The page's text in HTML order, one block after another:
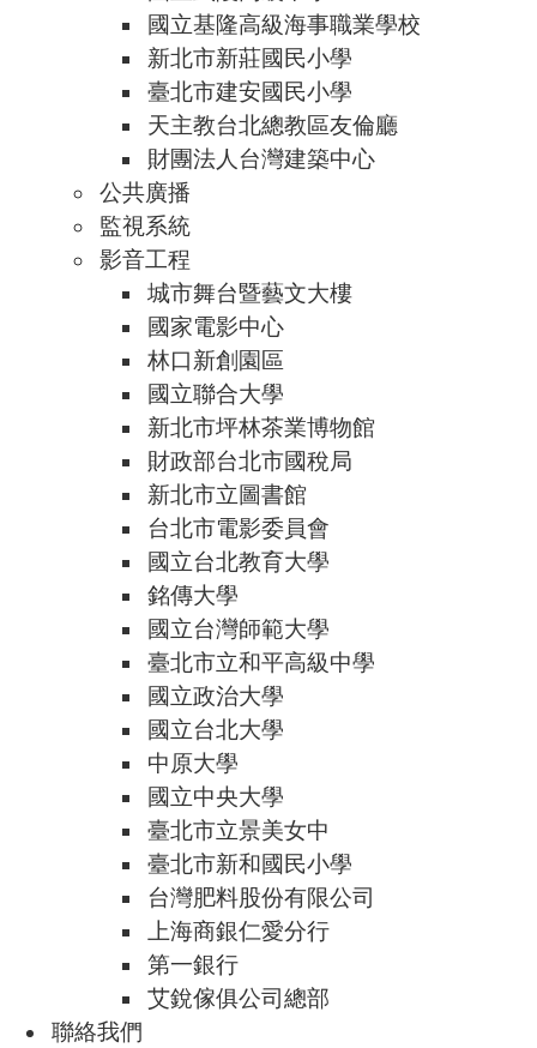
國立基隆高級海事職業學校
新北市新莊國民小學
臺北市建安國民小學
天主教台北總教區友倫廳
財團法人台灣建築中心
公共廣播
監視系統
影音工程
城市舞台暨藝文大樓
國家電影中心
林口新創園區
國立聯合大學
新北市坪林茶業博物館
財政部台北市國稅局
新北市立圖書館
台北市電影委員會
國立台北教育大學
銘傳大學
國立台灣師範大學
臺北市立和平高級中學
國立政治大學
國立台北大學
中原大學
國立中央大學
臺北市立景美女中
臺北市新和國民小學
台灣肥料股份有限公司
上海商銀仁愛分行
第一銀行
艾銳傢俱公司總部
聯絡我們